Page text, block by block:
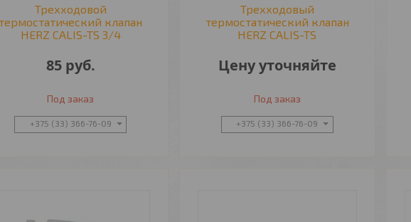
Трехходовой
термостатический клапан
HERZ CALIS-TS 3/4
85 руб.
Под заказ
+375 (33) 366-76-09
Трехходовый
термостатический клапан
HERZ CALIS-TS
Цену уточняйте
Под заказ
+375 (33) 366-76-09